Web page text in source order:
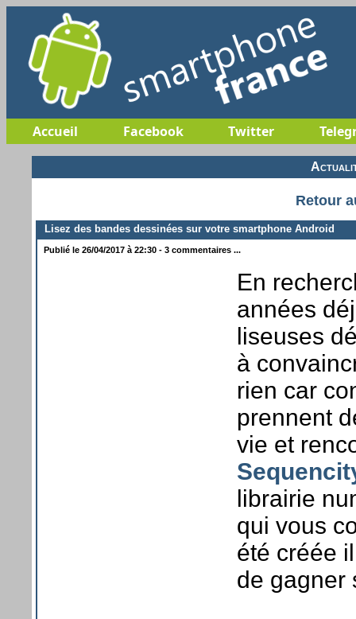
Accueil Facebook Twitter
Retour
Lisez des bandes dessinées sur votre smartphone Android
Publié le 26/04/2017 à 22:30 - 3 commentaires ...
En
années
liseuses
à
rien car
prennent
vie et
librairie
qui vous
été créée
de gagner